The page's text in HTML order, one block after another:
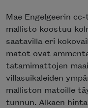
Mae Engelgeerin
mallisto koostuu
saatavilla eri
matot ovat
tatamimattojen
villasuikaleiden
malliston matoille
tunnun. Alkaen